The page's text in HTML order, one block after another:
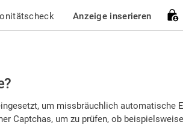
Anzeige inserieren
um missbräuchlich automatische
Captchas, um zu prüfen, ob